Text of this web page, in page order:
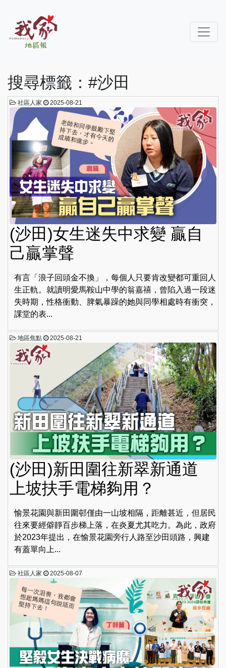
搜尋標籤：#沙田
社區人家 2025-08-21
(沙田)女生迷失中求變 贏自
己贏掌聲
有言「浪子回頭金不換」，每個人只要肯改變都可重回人
生正軌。就讀明愛馬鞍山中學的翁嘉禧，曾陷入過一段迷
失時期，性格衝動、脾氣暴躁的她與同學相處時有衝突，
課堂的表...
地區焦點 2025-08-21
(沙田)新田圍往新翠新通道
上坡扶手電梯夠用？
愉景花園與新田圍邨僅由一山坡相隔，距離甚近，但居民
往來要經僻靜百步梯上落，在炎夏尤其吃力。為此，政府
於2023年提出，在愉景花園旁行人路至沙田頭路，興建
有蓋單向上...
社區人家 2025-08-07